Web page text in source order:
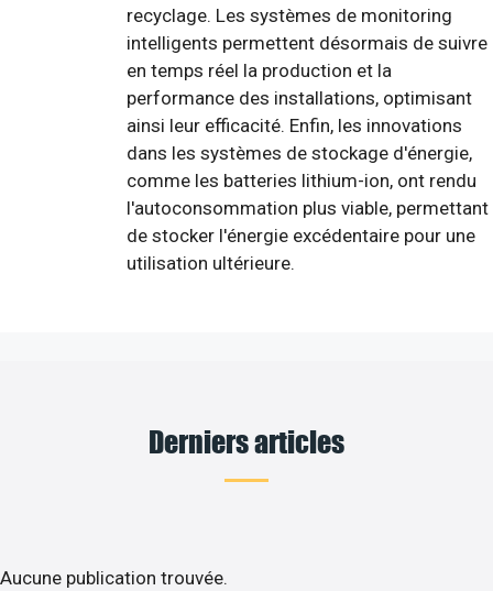
recyclage. Les systèmes de monitoring
intelligents permettent désormais de suivre
en temps réel la production et la
performance des installations, optimisant
ainsi leur efficacité. Enfin, les innovations
dans les systèmes de stockage d'énergie,
comme les batteries lithium-ion, ont rendu
l'autoconsommation plus viable, permettant
de stocker l'énergie excédentaire pour une
utilisation ultérieure.
Derniers articles
Aucune publication trouvée.